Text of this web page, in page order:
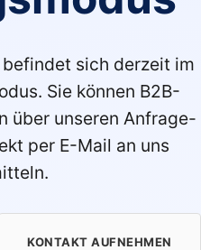
sich derzeit im
Sie können B2B-
über unseren Anfrage-
per E-Mail an uns
KONTAKT AUFNEHMEN